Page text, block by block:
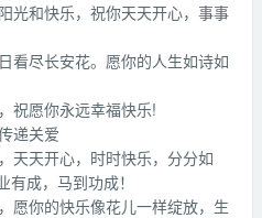
光和快乐，祝你天天开心，事事
看尽长安花。愿你的人生如诗如
祝愿你永远幸福快乐!
递关爱
天天开心，时时快乐，分分如
成，马到功成！
愿你的快乐像花儿一样绽放，生